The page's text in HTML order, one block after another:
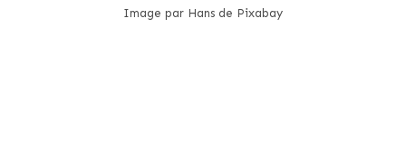
Image par Hans de Pixabay